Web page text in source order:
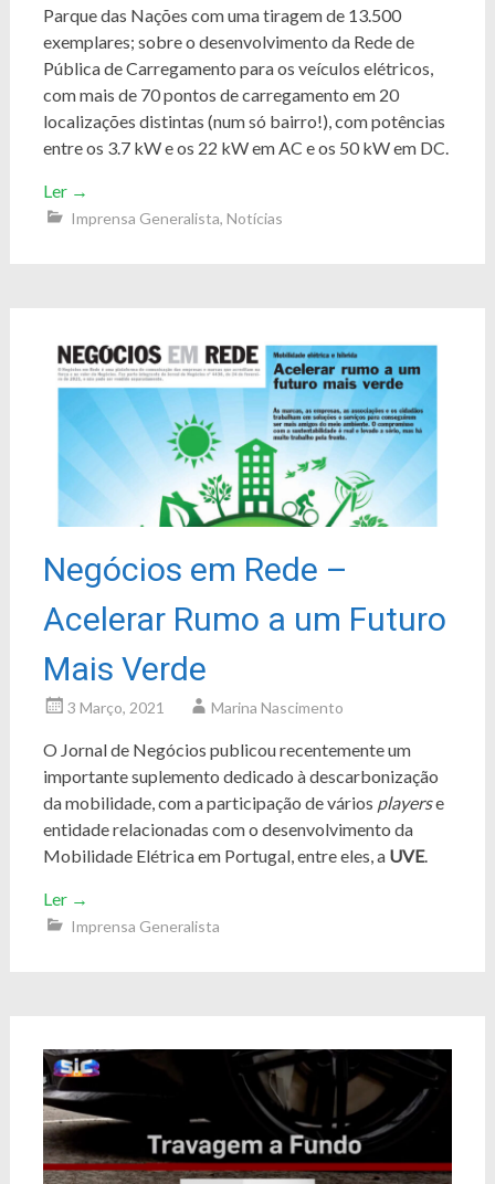
Parque das Nações com uma tiragem de 13.500
exemplares; sobre o desenvolvimento da Rede de
Pública de Carregamento para os veículos elétricos,
com mais de 70 pontos de carregamento em 20
localizações distintas (num só bairro!), com potências
entre os 3.7 kW e os 22 kW em AC e os 50 kW em DC.
Ler →
Imprensa Generalista, Notícias
Negócios em Rede –
Acelerar Rumo a um Futuro
Mais Verde
3 Março, 2021 Marina Nascimento
O Jornal de Negócios publicou recentemente um
importante suplemento dedicado à descarbonização
da mobilidade, com a participação de vários playerse
entidade relacionadas com o desenvolvimento da
Mobilidade Elétrica em Portugal, entre eles, a UVE.
Ler →
Imprensa Generalista